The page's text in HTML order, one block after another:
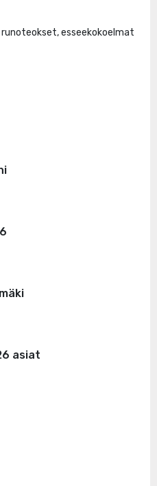
esseekokoelmat
asiat